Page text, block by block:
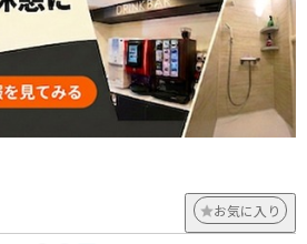
お気に入り